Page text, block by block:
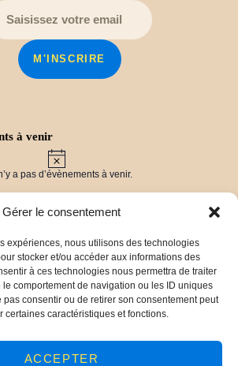
Gérer le consentement
expériences, nous utilisons des technologies
stocker et/ou accéder aux informations des
à ces technologies nous permettra de traiter
comportement de navigation ou les ID uniques
pas consentir ou de retirer son consentement peut
certaines caractéristiques et fonctions.
ACCEPTER
à venir
N
o
t
i
e
a pas d’évènements à venir.
« Pays d’Art et d’Histoire » pour
du Dauphiné !
30 mars 2025
Ollivet : vers la publication d’un livre !
23 décembre 2024
sur les monuments aux morts de